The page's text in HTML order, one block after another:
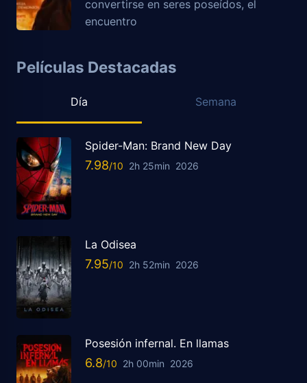
convertirse en seres poseídos, el
encuentro
Películas Destacadas
Día Semana
Spider-Man: Brand New Day
7.98 2h 25min 2026
La Odisea
7.95 2h 52min 2026
Posesión infernal. En llamas
6.8 2h 00min 2026